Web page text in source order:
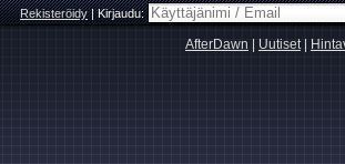
Rekisteröidy|Kirjaudu:
AfterDawn Uutiset|